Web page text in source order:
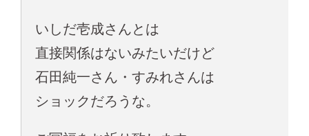
いしだ壱成さんとは
直接関係はないみたいだけど
石田純一さん・すみれさんは
ショックだろうな。